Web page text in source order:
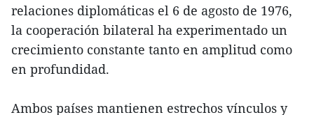
relaciones diplomáticas el 6 de agosto de 1976,
la cooperación bilateral ha experimentado un
crecimiento constante tanto en amplitud como
en profundidad.
Ambos países mantienen estrechos vínculos y